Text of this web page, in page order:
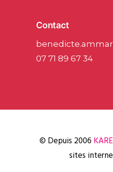
Contact
07 71 89 67 34
© Depuis 2006
sites